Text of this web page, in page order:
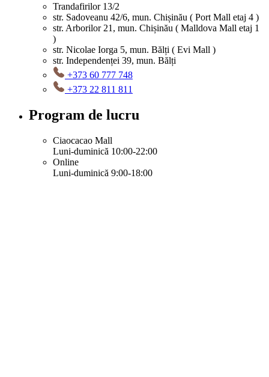
Trandafirilor 13/2
str. Sadoveanu 42/6, mun. Chișinău ( Port Mall etaj 4 )
str. Arborilor 21, mun. Chișinău ( Malldova Mall etaj 1
)
str. Nicolae Iorga 5, mun. Bălți ( Evi Mall )
str. Independenței 39, mun. Bălți
+373 60 777 748
+373 22 811 811
Program de lucru
Ciaocacao Mall
Luni-duminică 10:00-22:00
Online
Luni-duminică 9:00-18:00